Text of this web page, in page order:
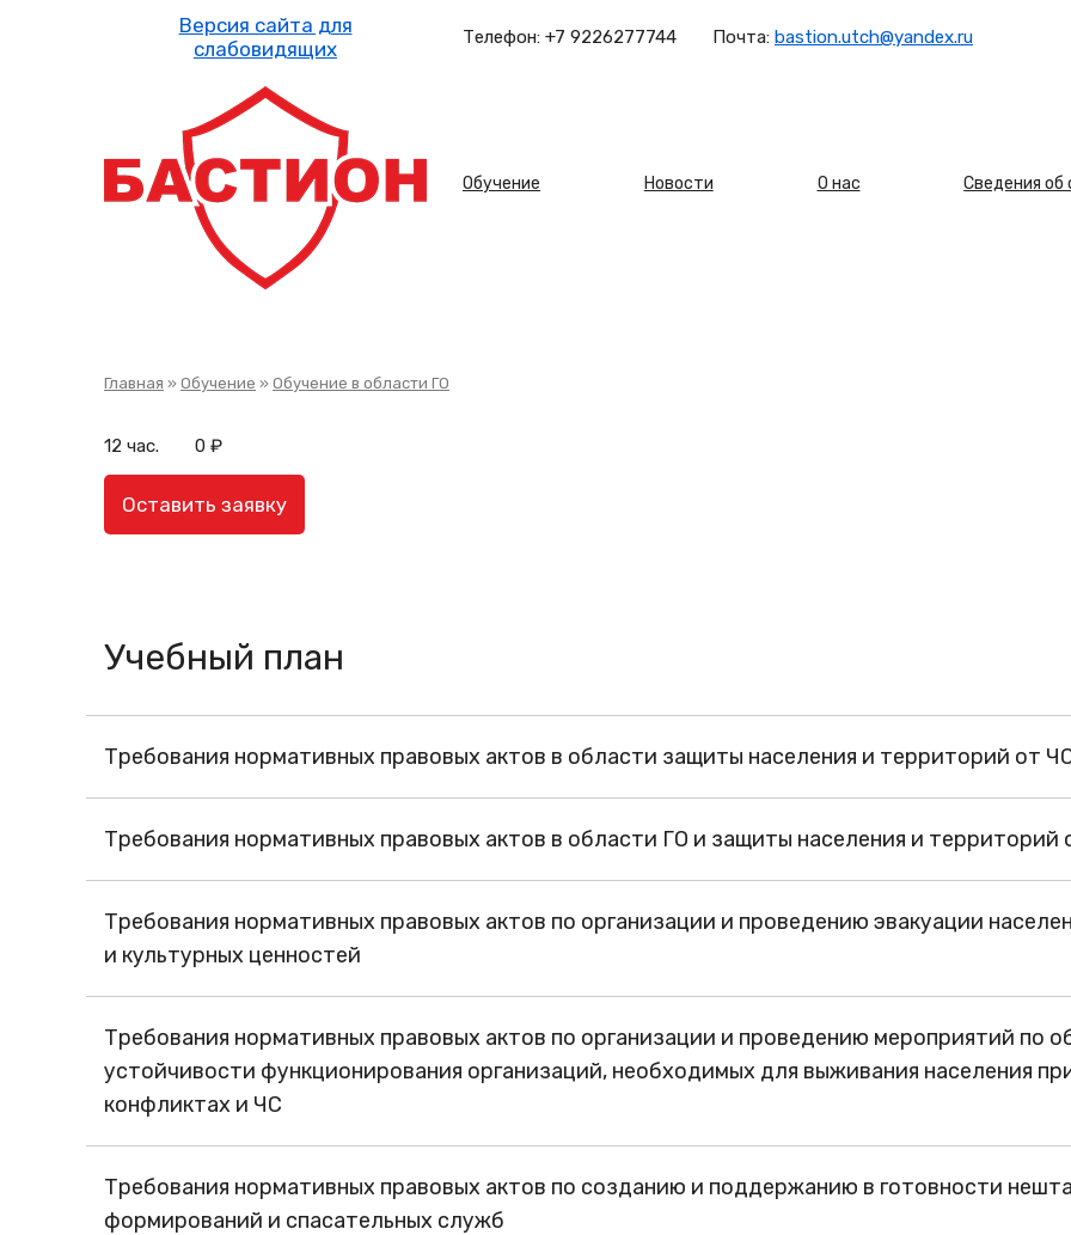
Телефон: +7 9226277744 Почта: bastion.utch@yandex.ru
Основная
Обучение Новости О нас Сведения об
Строка
навигации
Главная Обучение Обучение в области ГО
12 час. 0 ₽
Учебный план
Требования нормативных правовых актов в области защиты населения и территорий от
Требования нормативных правовых актов в области ГО и защиты населения и территорий
Требования нормативных правовых актов по организации и проведению эвакуации
и культурных ценностей
Требования нормативных правовых актов по организации и проведению мероприятий по
устойчивости функционирования организаций, необходимых для выживания населения
конфликтах и ЧС
Требования нормативных правовых актов по созданию и поддержанию в готовности
формирований и спасательных служб